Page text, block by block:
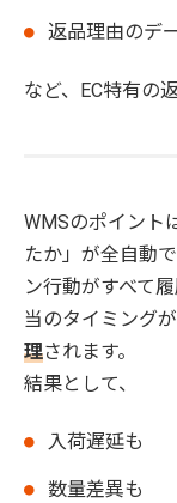
返品理由のデ
など、EC特有の
WMSのポイント
たか」が全自動
ン行動がすべて
当のタイミングが
理されます。
結果として、
入荷遅延も
数量差異も